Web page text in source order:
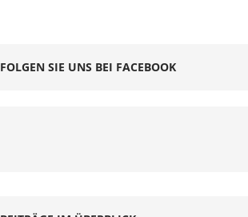
FOLGEN SIE UNS BEI FACEBOOK